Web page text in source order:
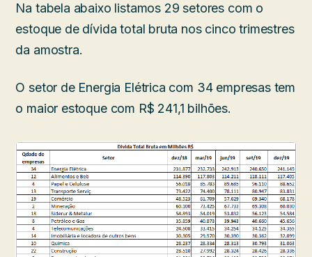
Na tabela abaixo listamos 29 setores com o
estoque de dívida total bruta nos cinco trimestres
da amostra.
O setor de Energia Elétrica com 34 empresas tem
o maior estoque com R$ 241,1 bilhões.